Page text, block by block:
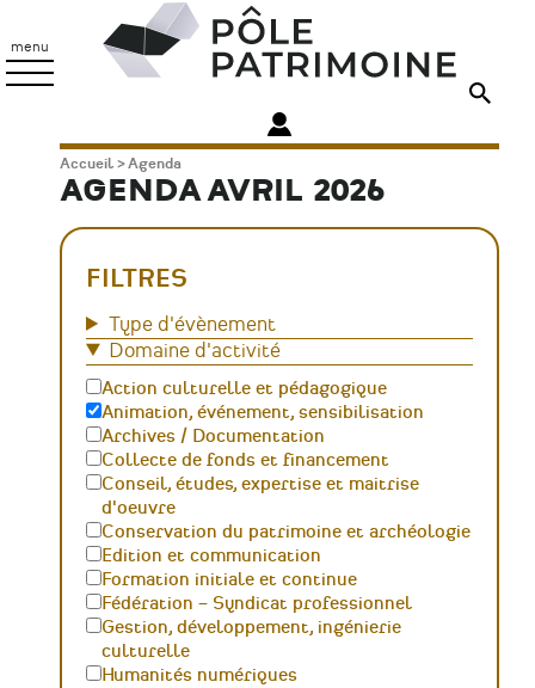
contenu
principal
menu
Patrimoine
Fil
d'Ariane
Accueil Agenda
AGENDA AVRIL 2026
FILTRES
Type d'évènement
Domaine d'activité
Action culturelle et pédagogique
Animation, événement, sensibilisation
Archives / Documentation
Collecte de fonds et financement
Conseil, études, expertise et maitrise
d'oeuvre
Conservation du patrimoine et archéologie
Edition et communication
Formation initiale et continue
Fédération – Syndicat professionnel
Gestion, développement, ingénierie
culturelle
Humanités numériques